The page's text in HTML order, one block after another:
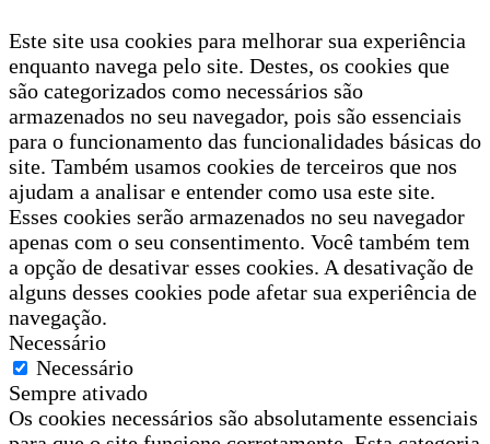
Este site usa cookies para melhorar sua experiência
enquanto navega pelo site. Destes, os cookies que
são categorizados como necessários são
armazenados no seu navegador, pois são essenciais
para o funcionamento das funcionalidades básicas do
site. Também usamos cookies de terceiros que nos
ajudam a analisar e entender como usa este site.
Esses cookies serão armazenados no seu navegador
apenas com o seu consentimento. Você também tem
a opção de desativar esses cookies. A desativação de
alguns desses cookies pode afetar sua experiência de
navegação.
Necessário
Necessário
Sempre ativado
Os cookies necessários são absolutamente essenciais